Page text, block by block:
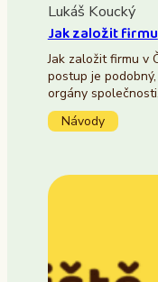
Lukáš Koucký
Jak založit firmu
Jak založit firmu v
postup je
orgány
Návody